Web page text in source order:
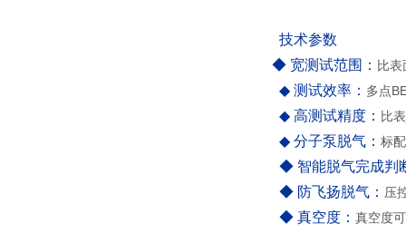
技术参数
◆ 宽测试范围： 比
◆ 测试效率： 多点
◆ 高测试精度： 比
◆ 分子泵脱气： 标
◆ 智能脱气完成判
◆ 防飞扬脱气： 压
◆ 真空度： 真空度